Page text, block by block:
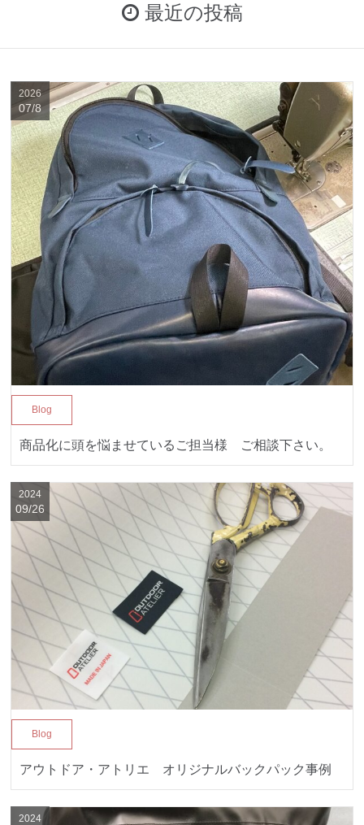
最近の投稿
Blog
商品化に頭を悩ませているご担当様 ご相談下さい。
2026
07/8
Blog
アウトドア・アトリエ オリジナルバックパック事例
2024
09/26
2024